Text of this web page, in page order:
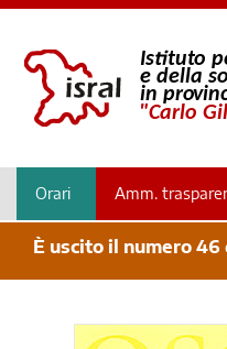
Orari Amm.
È uscito il numero